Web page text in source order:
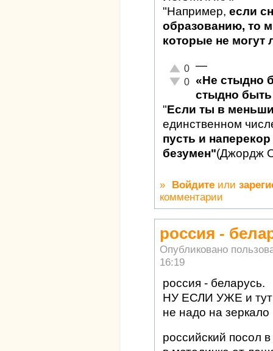
"Например, если
образованию, то
которые не могут
Отлично!
0
Неадекватно!
0
—
«Не стыдно
стыдно быть
"Если ты в
единственном
пусть и
безумен"(Джордж
» Войдите или
комментарии
россия -
Опубликовано
16:19
россия - беларусь.
НУ ЕСЛИ УЖЕ и тут
не надо на
российский посол